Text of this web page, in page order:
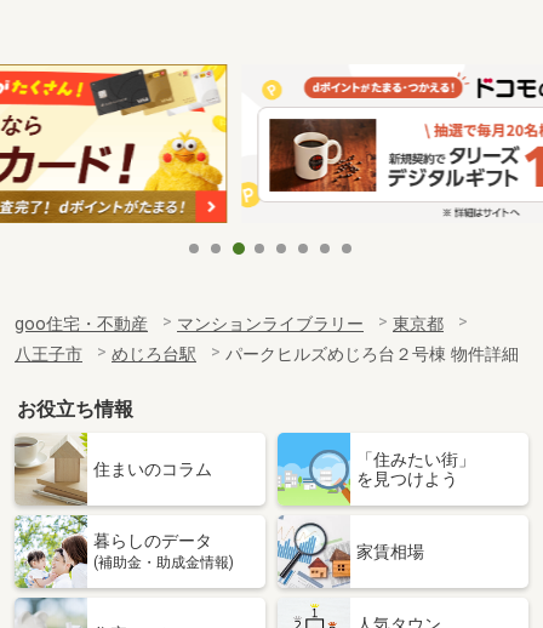
goo住宅・不動産 マンションライブラリー
東京都
八王子市
めじろ台駅 パークヒルズめじろ台２号棟 物件詳細
お役立ち情報
住まいのコラム
「住みたい街」
を見つけよう
暮らしのデータ
(補助金・助成金情報)
家賃相場